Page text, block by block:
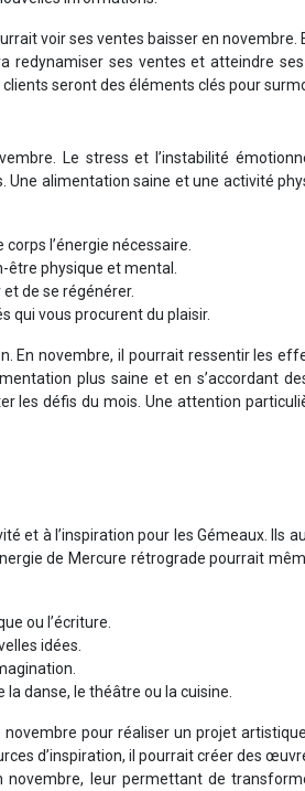
voir ses ventes baisser en novembre.
redynamiser ses ventes et atteindre
seront des éléments clés pour
Le stress et l’instabilité
Une alimentation saine et une activité
l’énergie nécessaire.
physique et mental.
de se régénérer.
qui vous procurent du plaisir.
En novembre, il pourrait ressentir les
plus saine et en s’accordant
les défis du mois. Une attention
et à l’inspiration pour les Gémeaux. Ils
de Mercure rétrograde pourrait
ou l’écriture.
idées.
danse, le théâtre ou la cuisine.
pour réaliser un projet
d’inspiration, il pourrait créer des
novembre, leur permettant de